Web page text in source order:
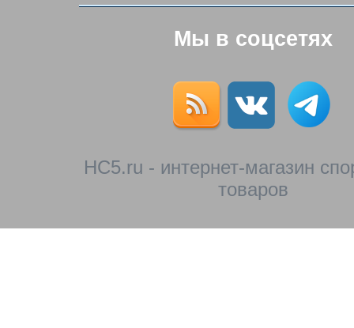
Мы в соцсетях
HC5.ru - интернет-магазин
товаров